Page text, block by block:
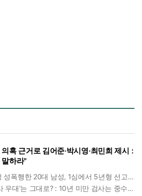
혹 근거로 김어준·박시영·최민희 제시 :
하라"
부모 외출 틈타 여동생 성폭행한 20대 남성, 1심에서 5년형 선고 : 친족 간 '암수범죄'의 심각성
검찰청 간판 떼도 '검사 우대'는 그대로? : 10년 미만 검사는 중수청 4급 수사관으로 직행한다